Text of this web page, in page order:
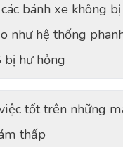
bánh xe không
như hệ thống
bị hư hỏng
tốt trên những
thấp